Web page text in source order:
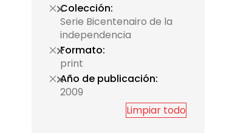
Colección
Serie Bicentenairo de la
independencia
Formato
print
Año de publicación
2009
Limpiar todo